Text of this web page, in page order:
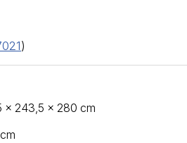
)
× 243,5 × 280 cm